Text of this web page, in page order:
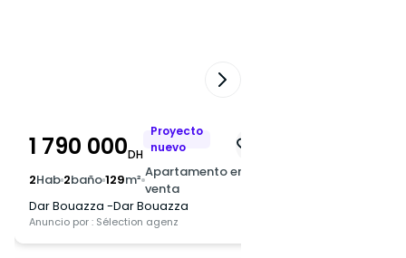
1 790 000DH
Proyecto
nuevo
2Hab 2baño129m²Apartamento en
venta
Dar Bouazza -Dar Bouazza
Anuncio por : Sélection agenz